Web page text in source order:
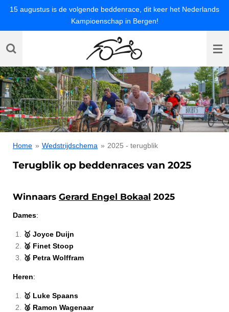
Ga
de
15 augustus is de volgende beddenrace, dit keer het Nederlands
Kampioenschap in Bergen!
Home » Wedstrijdschema » 2025 - terugblik
Terugblik op beddenraces van 2025
Winnaars Gerard Engel Bokaal 2025
Dames:
🥇 Joyce Duijn
🥈 Finet Stoop
🥉 Petra Wolffram
Heren:
🥇 Luke Spaans
🥈 Ramon Wagenaar